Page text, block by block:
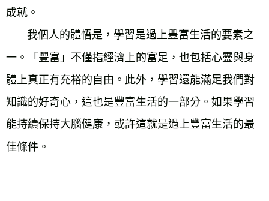
成就。
我個人的體悟是，學習是過上豐富生活的要素之
一。「豐富」不僅指經濟上的富足，也包括心靈與身
體上真正有充裕的自由。此外，學習還能滿足我們對
知識的好奇心，這也是豐富生活的一部分。如果學習
能持續保持大腦健康，或許這就是過上豐富生活的最
佳條件。